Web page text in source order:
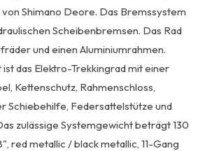
Shimano Deore. Das Bremssystem
Scheibenbremsen. Das Rad
und einen Aluminiumrahmen.
das Elektro-Trekkingrad mit einer
Kettenschutz, Rahmenschloss,
Schiebehilfe, Federsattelstütze und
zulässige Systemgewicht beträgt 130
red metallic / black metallic, 11-Gang